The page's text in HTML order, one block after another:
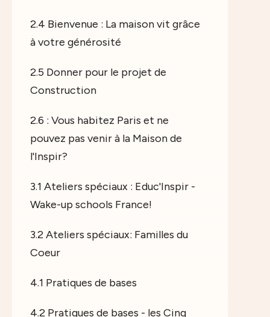
2.4 Bienvenue : La maison vit grâce
à votre générosité
2.5 Donner pour le projet de
Construction
2.6 : Vous habitez Paris et ne
pouvez pas venir à la Maison de
l'Inspir?
3.1 Ateliers spéciaux : Educ'Inspir -
Wake-up schools France!
3.2 Ateliers spéciaux: Familles du
Coeur
4.1 Pratiques de bases
4.2 Pratiques de bases - les Cinq